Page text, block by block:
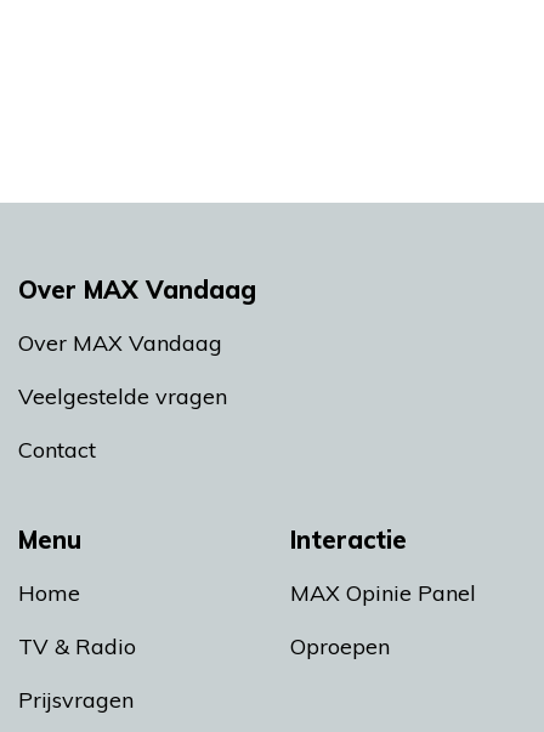
Menu
Home
TV & Radio
Prijsvragen
Interactie
MAX Opinie Panel
Oproepen
Over MAX Vandaag
Over MAX Vandaag
Veelgestelde vragen
Contact